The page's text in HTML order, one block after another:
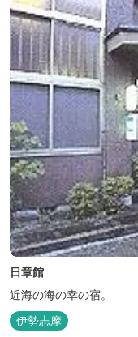
日章館
近海の海の幸の宿。
伊勢志摩